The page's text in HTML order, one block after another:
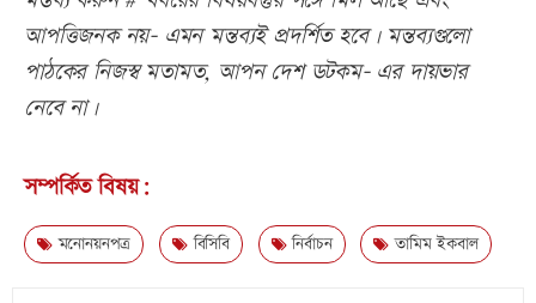
আপত্তিজনক নয়- এমন মন্তব্যই প্রদর্শিত হবে। মন্তব্যগুলো
পাঠকের নিজস্ব মতামত, আপন দেশ ডটকম- এর দায়ভার
নেবে না।
সম্পর্কিত বিষয়:
মনোনয়নপত্র বিসিবি নির্বাচন তামিম ইকবাল